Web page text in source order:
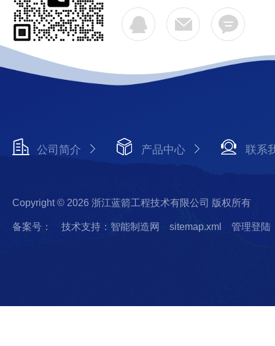
公司简介 产品中心 联系
Copyright © 2026 浙江蓝箭工程技术有限公司 版权所有
备案号： 技术支持：智能制造网 sitemap.xml 管理登陆